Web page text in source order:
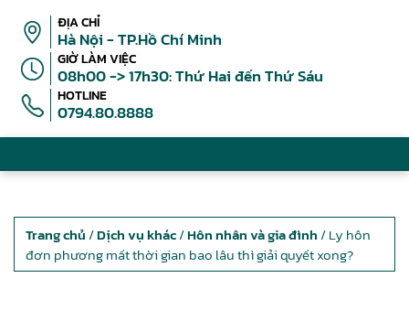
ĐỊA CHỈ
Hà Nội - TP.Hồ Chí Minh
GIỜ LÀM VIỆC
08h00 -> 17h30: Thứ Hai đến Thứ Sáu
HOTLINE
0794.80.8888
Trang chủ /Dịch vụ khác/Hôn nhân và gia đình / Ly hôn
đơn phương mất thời gian bao lâu thì giải quyết xong?